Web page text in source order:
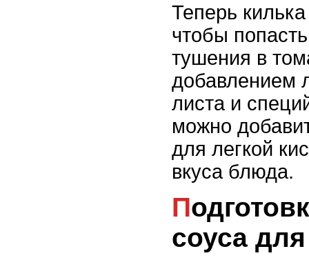
Теперь
чтобы
тушения в
добавлением
листа и
можно
для легкой
вкуса блюда.
Подготовка томатного
соуса